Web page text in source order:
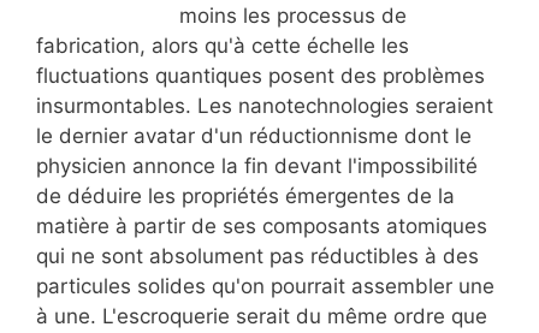
moins les processus de
fabrication, alors qu'à cette échelle les
fluctuations quantiques posent des problèmes
insurmontables. Les nanotechnologies seraient
le dernier avatar d'un réductionnisme dont le
physicien annonce la fin devant l'impossibilité
de déduire les propriétés émergentes de la
matière à partir de ses composants atomiques
qui ne sont absolument pas réductibles à des
particules solides qu'on pourrait assembler une
à une. L'escroquerie serait du même ordre que